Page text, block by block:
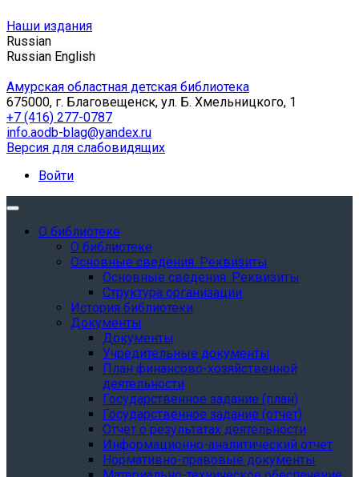
Наши издания
Russian
Russian English
Амурская областная детская библиотека
675000, г. Благовещенск, ул. Б. Хмельницкого, 1
+7 (416) 277-0787
info.aodb-blag@yandex.ru
Версия для слабовидящих
Войти
О библиотеке
О библиотеке
Основные сведения. Реквизиты
Основные сведения. Реквизиты
Структура организации
История библиотеки
Документы
Документы
Учредительные документы
План финансово-хозяйственной
деятельности
Государственное задание (план)
Государственное задание (отчет)
Отчет о результатах деятельности
Информационно-аналитический отчет
Нормативно-правовые документы